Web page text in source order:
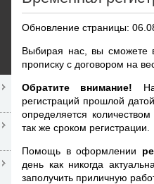
Обновление страницы:
Выбирая нас, вы сможете
прописку с договором на
Обратите внимание!
регистраций прошлой
определяется
так же сроком регистрации.
Помощь в оформлении
день как никогда
заполучить приличную